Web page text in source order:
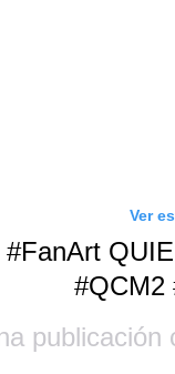
Ver
#FanArt
#QCM2
publicación